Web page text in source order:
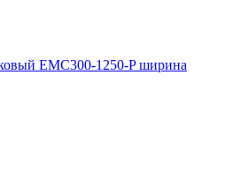
EMC300-1250-P ширина